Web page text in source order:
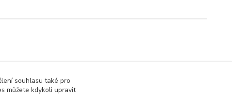
souhlasu také pro
můžete kdykoli upravit